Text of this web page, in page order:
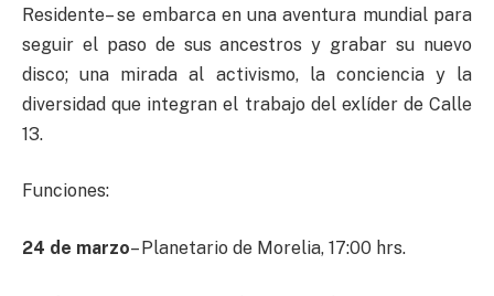
Residente– se embarca en una aventura mundial para
seguir el paso de sus ancestros y grabar su nuevo
disco; una mirada al activismo, la conciencia y la
diversidad que integran el trabajo del exlíder de Calle
13.
Funciones:
24 de marzo– Planetario de Morelia, 17:00 hrs.